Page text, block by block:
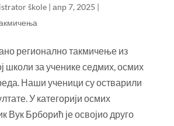
škole| апр 7, 2025 |
регионално такмичење из
школи за ученике седмих, осмих
Наши ученици су остварили
У категорији осмих
Вук Брборић је освојио друго